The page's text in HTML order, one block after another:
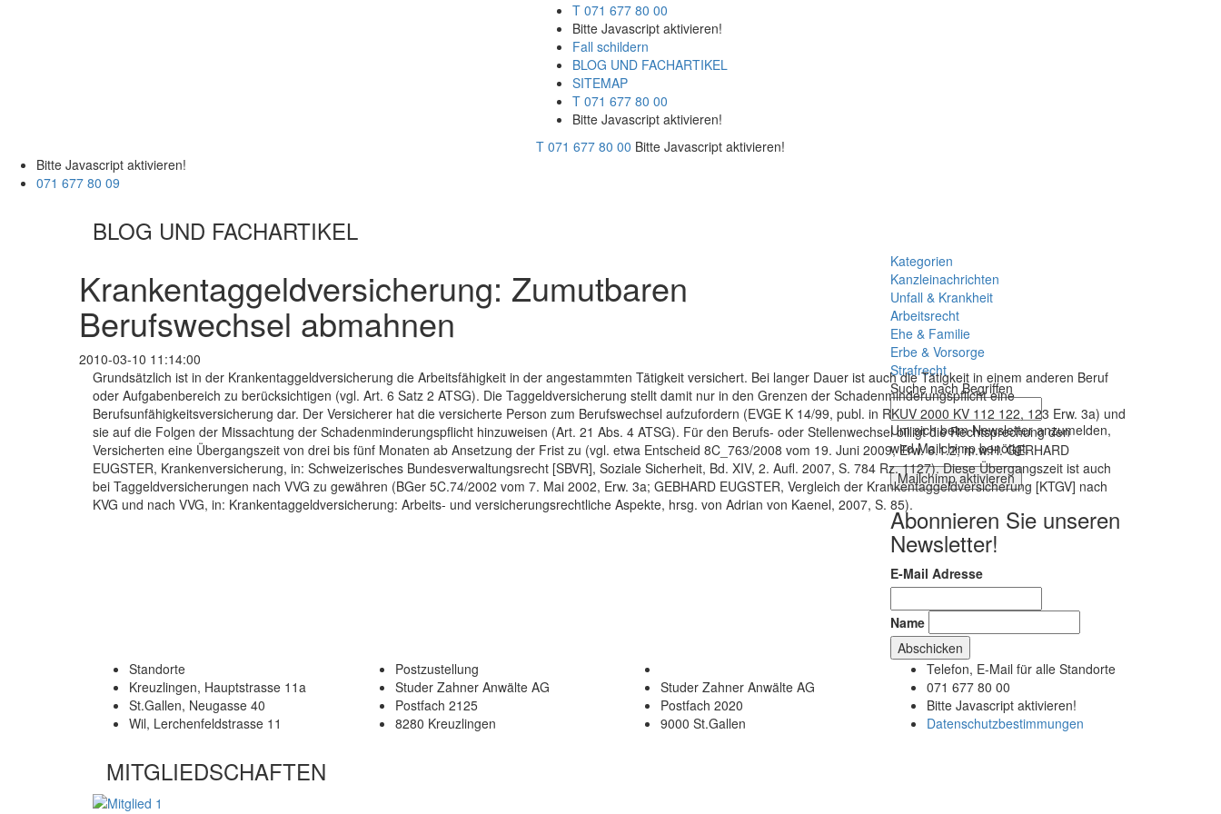
T 071 677 80 00
Bitte Javascript aktivieren!
Fall schildern
BLOG UND FACHARTIKEL
SITEMAP
T 071 677 80 00
Bitte Javascript aktivieren!
T 071 677 80 00 Bitte Javascript aktivieren!
Bitte Javascript aktivieren!
071 677 80 09
BLOG UND FACHARTIKEL
Kategorien
Kanzleinachrichten
Unfall & Krankheit
Arbeitsrecht
Ehe & Familie
Erbe & Vorsorge
Strafrecht
Suche nach Begriffen
Um sich beim Newsletter anzumelden,
wird Mailchimp benötigt.
Mailchimp aktivieren
Abonnieren Sie unseren
Newsletter!
E-Mail Adresse
Name
Krankentaggeldversicherung: Zumutbaren
Berufswechsel abmahnen
2010-03-10 11:14:00
Grundsätzlich ist in der Krankentaggeldversicherung die Arbeitsfähigkeit in der angestammten Tätigkeit versichert. Bei langer Dauer ist auch die Tätigkeit in einem anderen Beruf
oder Aufgabenbereich zu berücksichtigen (vgl. Art. 6 Satz 2 ATSG). Die Taggeldversicherung stellt damit nur in den Grenzen der Schadenminderungspflicht eine
Berufsunfähigkeitsversicherung dar. Der Versicherer hat die versicherte Person zum Berufswechsel aufzufordern (EVGE K 14/99, publ. in RKUV 2000 KV 112 122, 123 Erw. 3a) und
sie auf die Folgen der Missachtung der Schadenminderungspflicht hinzuweisen (Art. 21 Abs. 4 ATSG). Für den Berufs- oder Stellenwechsel billigt die Rechtsprechung den
Versicherten eine Übergangszeit von drei bis fünf Monaten ab Ansetzung der Frist zu (vgl. etwa Entscheid 8C_763/2008 vom 19. Juni 2009, Erw. 6.1.2; m.w.H. GERHARD
EUGSTER, Krankenversicherung, in: Schweizerisches Bundesverwaltungsrecht [SBVR], Soziale Sicherheit, Bd. XIV, 2. Aufl. 2007, S. 784 Rz. 1127). Diese Übergangszeit ist auch
bei Taggeldversicherungen nach VVG zu gewähren (BGer 5C.74/2002 vom 7. Mai 2002, Erw. 3a; GEBHARD EUGSTER, Vergleich der Krankentaggeldversicherung [KTGV] nach
KVG und nach VVG, in: Krankentaggeldversicherung: Arbeits- und versicherungsrechtliche Aspekte, hrsg. von Adrian von Kaenel, 2007, S. 85).
Standorte
Kreuzlingen, Hauptstrasse 11a
St.Gallen, Neugasse 40
Wil, Lerchenfeldstrasse 11
Postzustellung
Studer Zahner Anwälte AG
Postfach 2125
8280 Kreuzlingen
Studer Zahner Anwälte AG
Postfach 2020
9000 St.Gallen
Telefon, E-Mail für alle Standorte
071 677 80 00
Bitte Javascript aktivieren!
Datenschutzbestimmungen
MITGLIEDSCHAFTEN